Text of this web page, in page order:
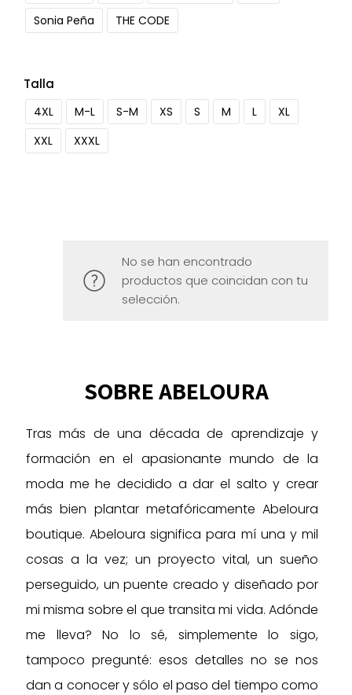
Sonia Peña
THE CODE
Talla
4XL M-L S-M XS S M L
XL
XXL
XXXL
No se han encontrado
productos que coincidan con tu
selección.
SOBRE ABELOURA
Tras más de una década de aprendizaje y
formación en el apasionante mundo de la
moda me he decidido a dar el salto y crear
más bien plantar metafóricamente Abeloura
boutique. Abeloura significa para mí una y mil
cosas a la vez; un proyecto vital, un sueño
perseguido, un puente creado y diseñado por
mi misma sobre el que transita mi vida. Adónde
me lleva? No lo sé, simplemente lo sigo,
tampoco pregunté: esos detalles no se nos
dan a conocer y sólo el paso del tiempo como